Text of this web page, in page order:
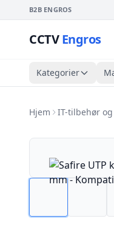
B2B ENGROS
CCTVEngros
Kategorier
Hjem IT-tilbehør